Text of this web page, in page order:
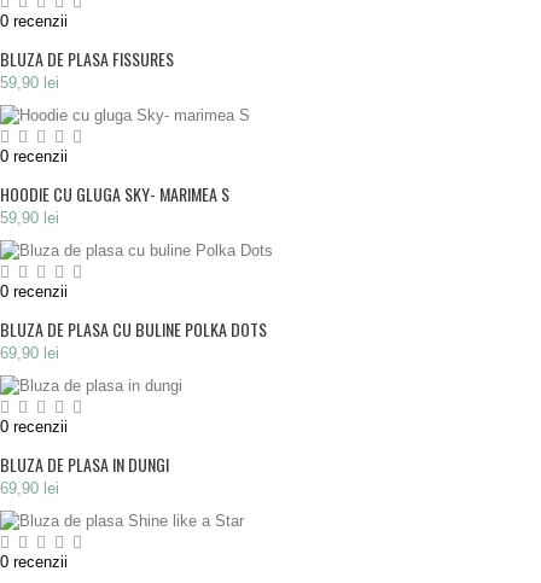
0 recenzii
BLUZA DE PLASA FISSURES
59,90 lei
0 recenzii
HOODIE CU GLUGA SKY- MARIMEA S
59,90 lei
0 recenzii
BLUZA DE PLASA CU BULINE POLKA DOTS
69,90 lei
0 recenzii
BLUZA DE PLASA IN DUNGI
69,90 lei
0 recenzii